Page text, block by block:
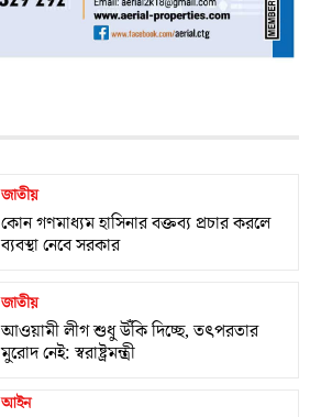
জাতীয়
কোন গণমাধ্যম হাসিনার বক্তব্য প্রচার করলে
ব্যবস্থা নেবে সরকার
জাতীয়
আওয়ামী লীগ শুধু উঁকি দিচ্ছে, তৎপরতার
মুরোদ নেই: স্বরাষ্ট্রমন্ত্রী
আইন